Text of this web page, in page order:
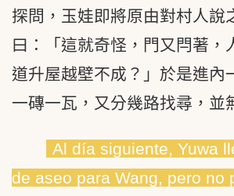
探問，玉娃即將原由對村人說
曰：「這就奇怪，門又閂著，
道升屋越壁不成？」於是進內
一磚一瓦，又分幾路找尋，並
Al día siguiente, Yuwa
de aseo para Wang, pero no